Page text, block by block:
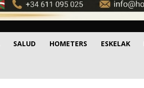
SALUD HOMETERS ESKELAK